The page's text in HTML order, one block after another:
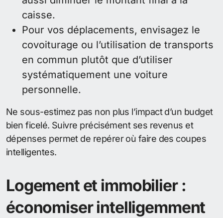
caisse.
Pour vos déplacements, envisagez le
covoiturage ou l’utilisation de transports
en commun plutôt que d’utiliser
systématiquement une voiture
personnelle.
Ne sous-estimez pas non plus l’impact d’un budget
bien ficelé. Suivre précisément ses revenus et
dépenses permet de repérer où faire des coupes
intelligentes.
Logement et immobilier :
économiser intelligemment